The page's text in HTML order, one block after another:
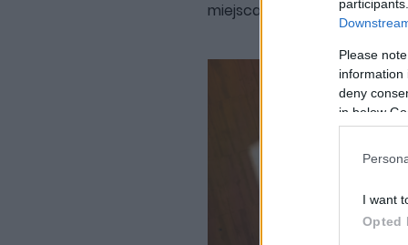
Please
information
deny
in below
I want
Opted
miejsca. To wszystko